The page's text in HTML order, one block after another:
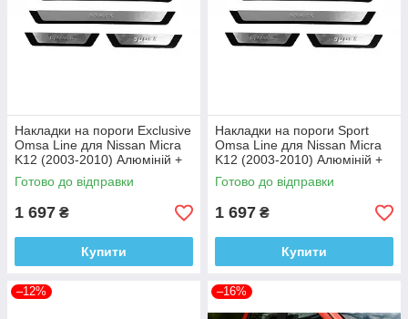
Накладки на пороги Exclusive
Omsa Line для Nissan Micra
K12 (2003-2010) Алюміній +
пластик (4шт)
Готово до відправки
1 697 ₴
Купити
Накладки на пороги Sport
Omsa Line для Nissan Micra
K12 (2003-2010) Алюміній +
пластик (4шт)
Готово до відправки
1 697 ₴
Купити
–12% –16%